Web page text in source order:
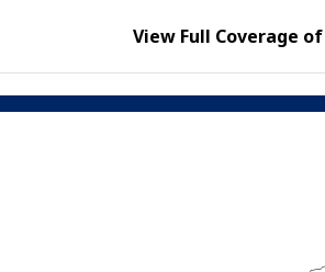
View Full Coverage of